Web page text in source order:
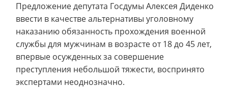
Предложение депутата Госдумы Алексея Диденко
ввести в качестве альтернативы уголовному
наказанию обязанность прохождения военной
службы для мужчинам в возрасте от 18 до 45 лет,
впервые осужденных за совершение
преступления небольшой тяжести, воспринято
экспертами неоднозначно.